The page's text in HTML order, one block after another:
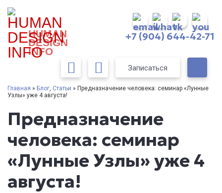
HUMAN
DESIGN
INFO
+7 (904) 644-42-71
Записаться
Главная » Блог, Статьи » Предназначение человека: семинар «Лунные
Узлы» уже 4 августа!
Предназначение
человека: семинар
«Лунные Узлы» уже 4
августа!